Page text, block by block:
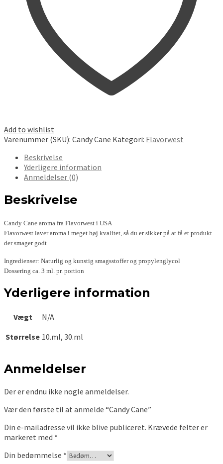
Add to wishlist
Varenummer (SKU): Candy Cane Kategori: Flavorwest
Beskrivelse
Yderligere information
Anmeldelser (0)
Beskrivelse
Candy Cane aroma fra Flavorwest i USA
Flavorwest laver aroma i meget høj kvalitet, så du er sikker på at få et produkt
der smager godt
Ingredienser: Naturlig og kunstig smagsstoffer og propylenglycol
Dossering ca. 3 ml. pr. portion
Yderligere information
Vægt
N/A
Størrelse 10.ml, 30.ml
Anmeldelser
Der er endnu ikke nogle anmeldelser.
Vær den første til at anmelde “Candy Cane”
Din e-mailadresse vil ikke blive publiceret. Krævede felter er
markeret med *
Din bedømmelse *